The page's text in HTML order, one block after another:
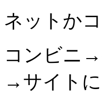
ネットか
コンビニ
→サイト